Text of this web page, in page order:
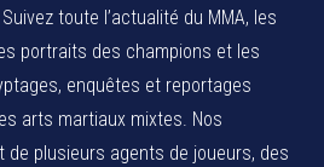
Suivez toute l’actualité du MMA, les
portraits des champions et les
enquêtes et reportages
arts martiaux mixtes. Nos
de plusieurs agents de joueurs, des